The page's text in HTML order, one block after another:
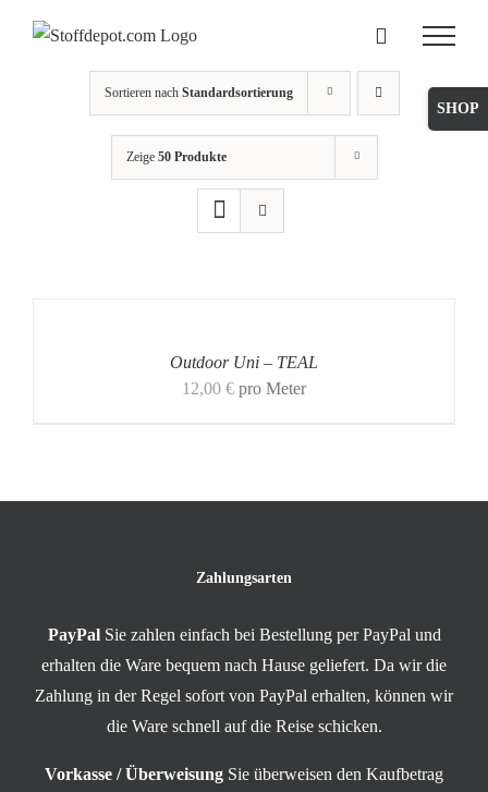
Sortieren nach Standardsortierung
Zeige 50 Produkte
Outdoor Uni – TEAL
12,00 € pro Meter
Zahlungsarten
PayPal Sie zahlen einfach bei Bestellung per PayPal und
erhalten die Ware bequem nach Hause geliefert. Da wir die
Zahlung in der Regel sofort von PayPal erhalten, können wir
die Ware schnell auf die Reise schicken.
Vorkasse / Überweisung Sie überweisen den Kaufbetrag
Toggle
Sliding